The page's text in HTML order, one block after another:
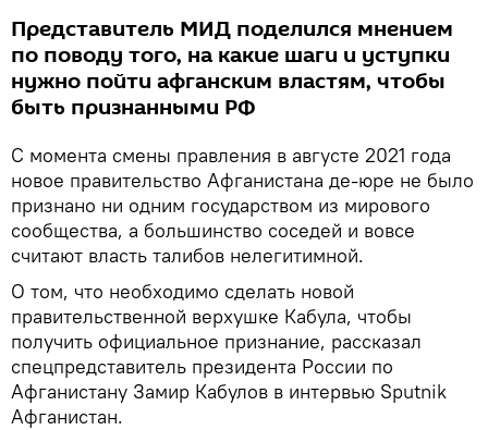
Представитель МИД поделился мнением
по поводу того, на какие шаги и уступки
нужно пойти афганским властям, чтобы
быть признанными РФ
С момента смены правления в августе 2021 года
новое правительство Афганистана де-юре не было
признано ни одним государством из мирового
сообщества, а большинство соседей и вовсе
считают власть талибов нелегитимной.
О том, что необходимо сделать новой
правительственной верхушке Кабула, чтобы
получить официальное признание, рассказал
спецпредставитель президента России по
Афганистану Замир Кабулов в интервью Sputnik
Афганистан.